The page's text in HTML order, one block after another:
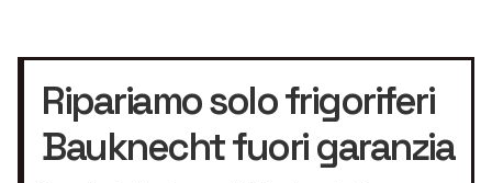
Ripariamo solo frigoriferi
Bauknecht fuori garanzia